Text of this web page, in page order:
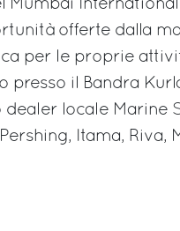
Mumbai
offerte dalla
per le proprie
presso il Bandra
locale Marine
Pershing, Itama,